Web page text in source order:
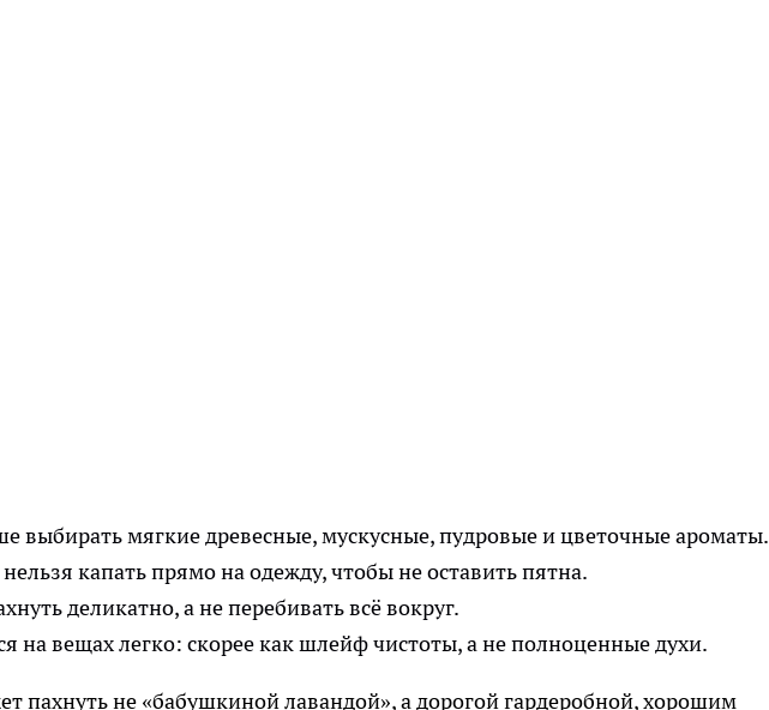
выбирать мягкие древесные, мускусные, пудровые и цветочные ароматы.
капать прямо на одежду, чтобы не оставить пятна.
деликатно, а не перебивать всё вокруг.
на вещах легко: скорее как шлейф чистоты, а не полноценные духи.
пахнуть не «бабушкиной лавандой», а дорогой гардеробной, хорошим